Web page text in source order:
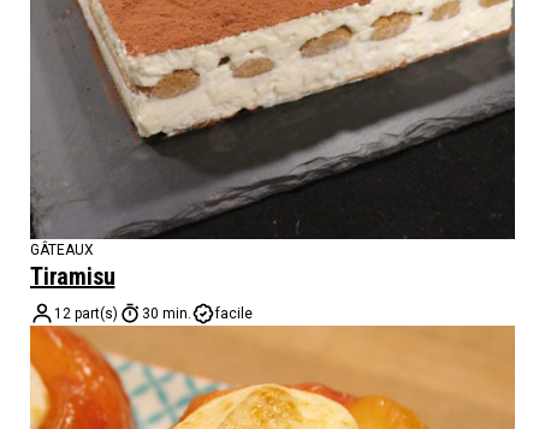
GÂTEAUX
Tiramisu
12 part(s) 30 min. facile